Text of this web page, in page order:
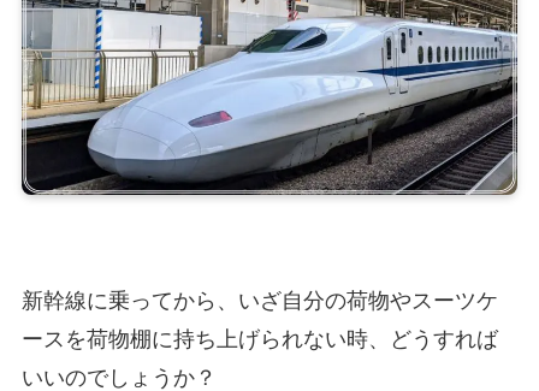
新幹線に乗ってから、いざ自分の荷物やスーツケ
ースを荷物棚に持ち上げられない時、どうすれば
いいのでしょうか？